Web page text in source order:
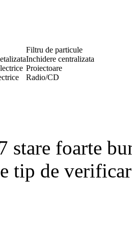
Filtru de particule
Inchidere centralizata
Proiectoare
Radio/CD
stare foarte
tip de